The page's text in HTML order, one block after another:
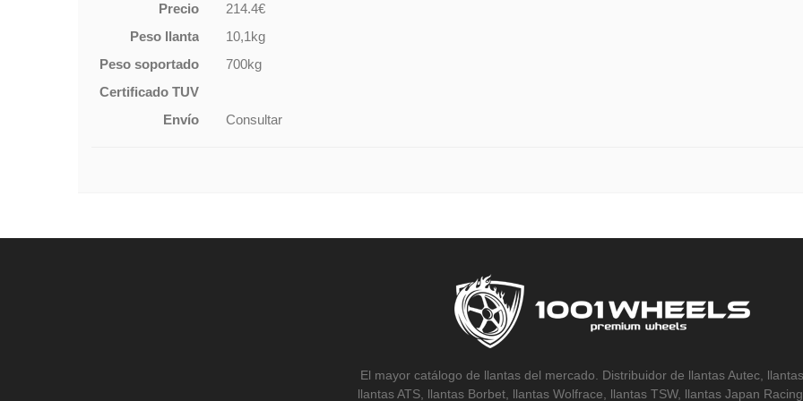
Precio
214.4€
Peso llanta
10,1kg
Peso soportado
700kg
Certificado TUV
Envío
Consultar
El mayor catálogo de llantas del mercado. Distribuidor de llantas Autec, llantas
llantas ATS, llantas Borbet, llantas Wolfrace, llantas TSW, llantas Japan